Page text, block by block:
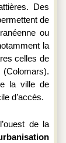
Des
de
ou
la
celles de
la ville de
d’accès.
de la